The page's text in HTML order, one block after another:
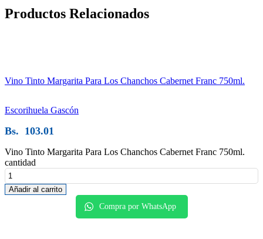
Productos Relacionados
Vino Tinto Margarita Para Los Chanchos Cabernet Franc 750ml.
Escorihuela Gascón
Bs. 103.01
Vino Tinto Margarita Para Los Chanchos Cabernet Franc 750ml.
cantidad
Añadir al carrito
Compra por WhatsApp